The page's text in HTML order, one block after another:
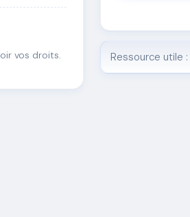
vos droits. Ressource utile :